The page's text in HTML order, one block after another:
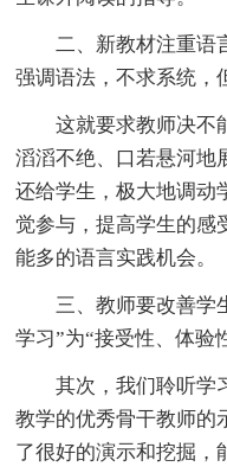
二、新教材注重语
强调语法，不求系统，
这就要求教师决不
滔滔不绝、口若悬河地
还给学生，极大地调动
觉参与，提高学生的感
能多的语言实践机会。
三、教师要改善学
学习”为“接受性、体验
其次，我们聆听学
教学的优秀骨干教师的
了很好的演示和挖掘，